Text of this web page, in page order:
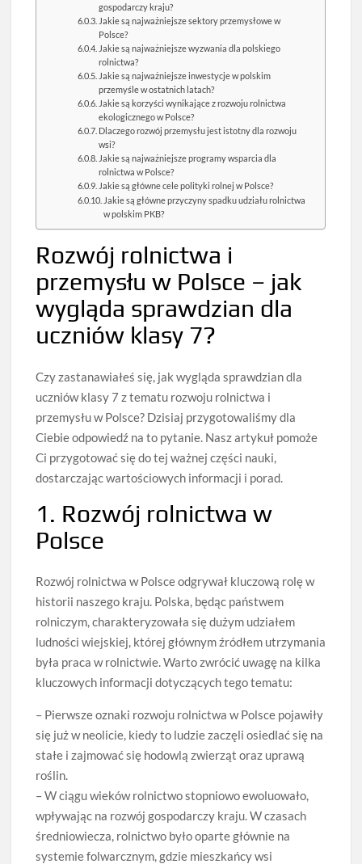
gospodarczy kraju?
Jakie są najważniejsze sektory przemysłowe w
Polsce?
Jakie są najważniejsze wyzwania dla polskiego
rolnictwa?
Jakie są najważniejsze inwestycje w polskim
przemyśle w ostatnich latach?
Jakie są korzyści wynikające z rozwoju rolnictwa
ekologicznego w Polsce?
Dlaczego rozwój przemysłu jest istotny dla rozwoju
wsi?
Jakie są najważniejsze programy wsparcia dla
rolnictwa w Polsce?
Jakie są główne cele polityki rolnej w Polsce?
Jakie są główne przyczyny spadku udziału rolnictwa
w polskim PKB?
Rozwój rolnictwa i
przemysłu w Polsce – jak
wygląda sprawdzian dla
uczniów klasy 7?
Czy zastanawiałeś się, jak wygląda sprawdzian dla
uczniów klasy 7 z tematu rozwoju rolnictwa i
przemysłu w Polsce? Dzisiaj przygotowaliśmy dla
Ciebie odpowiedź na to pytanie. Nasz artykuł pomoże
Ci przygotować się do tej ważnej części nauki,
dostarczając wartościowych informacji i porad.
1. Rozwój rolnictwa w
Polsce
Rozwój rolnictwa w Polsce odgrywał kluczową rolę w
historii naszego kraju. Polska, będąc państwem
rolniczym, charakteryzowała się dużym udziałem
ludności wiejskiej, której głównym źródłem utrzymania
była praca w rolnictwie. Warto zwrócić uwagę na kilka
kluczowych informacji dotyczących tego tematu:
– Pierwsze oznaki rozwoju rolnictwa w Polsce pojawiły
się już w neolicie, kiedy to ludzie zaczęli osiedlać się na
stałe i zajmować się hodowlą zwierząt oraz uprawą
roślin.
– W ciągu wieków rolnictwo stopniowo ewoluowało,
wpływając na rozwój gospodarczy kraju. W czasach
średniowiecza, rolnictwo było oparte głównie na
systemie folwarcznym, gdzie mieszkańcy wsi